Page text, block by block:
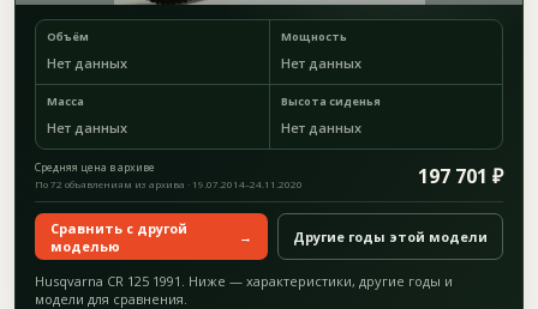
Объём
Нет данных
Мощность
Нет данных
Масса
Нет данных
Высота сиденья
Нет данных
Средняя цена в архиве 197 701 ₽
По 72 объявлениям из архива · 19.07.2014–24.11.2020
Сравнить с другой
моделью
→ Другие годы этой модели
Husqvarna CR 125 1991. Ниже — характеристики, другие годы и
модели для сравнения.